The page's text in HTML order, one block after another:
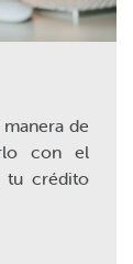
de
con el
tu crédito